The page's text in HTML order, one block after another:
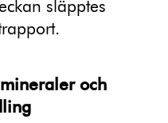
släpptes
och